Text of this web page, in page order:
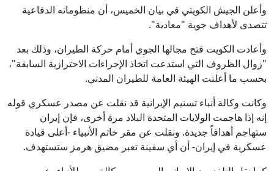
وأعلن الجيش الكويتي في بيان الخميس، أن منظوماته الدفاعية
تتصدى لأهداف جوية "معادية".
وأعادت الكويت فتح مجالها الجوي أمام حركة الطيران، وذلك بعد
"زوال الظروف التي استدعت اتخاذ الإجراءات الاحترازية السابقة"،
بحسب ما أعلنت الهيئة العامة للطيران المدني.
وكانت وكالة أنباء تسنيم الإيرانية قد نقلت عن مصدر عسكري قوله
إنه إذا هاجمت الولايات المتحدة البلاد مرة أخرى، فإن إيران
ستهاجم أهدافاً جديدة. ونقلت عن مقر خاتم الأنبياء -أعلى قيادة
عسكرية في إيران- أن أي سفينة تعبر مضيق هرمز ستستهدف.